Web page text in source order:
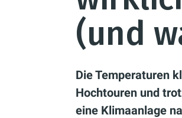
(und
Die Temperaturen
Hochtouren und
eine Klimaanlage